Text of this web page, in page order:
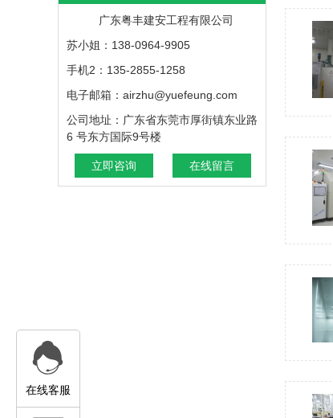
广东粤丰建安工程有限公司
苏小姐：138-0964-9905
手机2：135-2855-1258
电子邮箱：airzhu@yuefeung.com
公司地址：广东省东莞市厚街镇东业路
6 号东方国际9号楼
立即咨询 在线留言
在线客服